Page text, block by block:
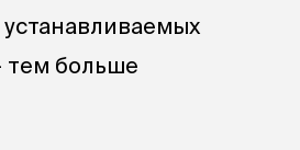
тем больше